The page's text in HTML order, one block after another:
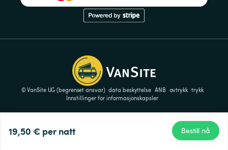
19,50 € per natt Bestill nå
© VanSite UG (begrenset ansvar) data beskyttelse ANB avtrykk trykk
Innstillinger for informasjonskapsler